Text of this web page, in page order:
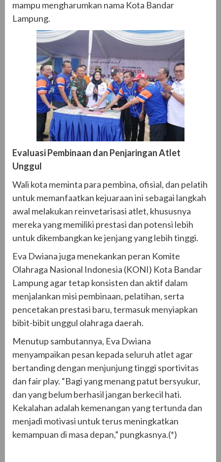
mampu mengharumkan nama Kota Bandar
Lampung.
Evaluasi Pembinaan dan Penjaringan Atlet
Unggul
Wali kota meminta para pembina, ofisial, dan pelatih
untuk memanfaatkan kejuaraan ini sebagai langkah
awal melakukan reinvetarisasi atlet, khususnya
mereka yang memiliki prestasi dan potensi lebih
untuk dikembangkan ke jenjang yang lebih tinggi.
Eva Dwiana juga menekankan peran Komite
Olahraga Nasional Indonesia (KONI) Kota Bandar
Lampung agar tetap konsisten dan aktif dalam
menjalankan misi pembinaan, pelatihan, serta
pencetakan prestasi baru, termasuk menyiapkan
bibit-bibit unggul olahraga daerah.
Menutup sambutannya, Eva Dwiana
menyampaikan pesan kepada seluruh atlet agar
bertanding dengan menjunjung tinggi sportivitas
dan fair play. “Bagi yang menang patut bersyukur,
dan yang belum berhasil jangan berkecil hati.
Kekalahan adalah kemenangan yang tertunda dan
menjadi motivasi untuk terus meningkatkan
kemampuan di masa depan,” pungkasnya.(*)